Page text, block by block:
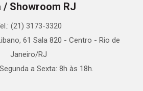
/ Showroom RJ
(21) 3173-3320
61 Sala 820 - Centro - Rio de
Janeiro/RJ
a Sexta: 8h às 18h.